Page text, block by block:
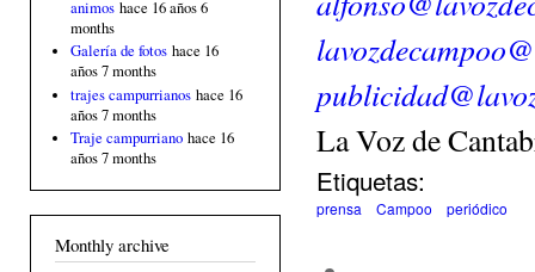
animos hace 16 años 6
months
Galería de fotos hace 16
años 7 months
trajes campurrianos hace 16
años 7 months
Traje campurriano hace 16
años 7 months
Monthly archive
La Voz de
Etiquetas:
prensa Campoo periódico